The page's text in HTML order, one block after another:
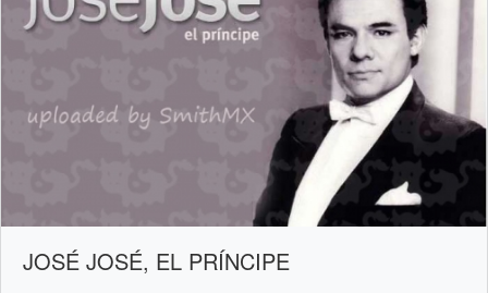
JOSÉ JOSÉ, EL PRÍNCIPE